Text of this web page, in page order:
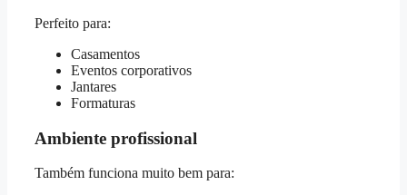
Perfeito para:
Casamentos
Eventos corporativos
Jantares
Formaturas
Ambiente profissional
Também funciona muito bem para: